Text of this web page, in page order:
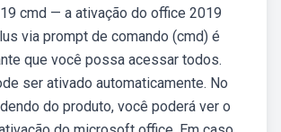
cmd — a ativação do office 2019
via prompt de comando (cmd) é
que você possa acessar todos.
ser ativado automaticamente. No
do produto, você poderá ver o